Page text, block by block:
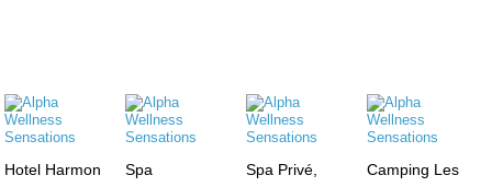
Hotel Harmon
Spa
Spa Privé,
Camping Les